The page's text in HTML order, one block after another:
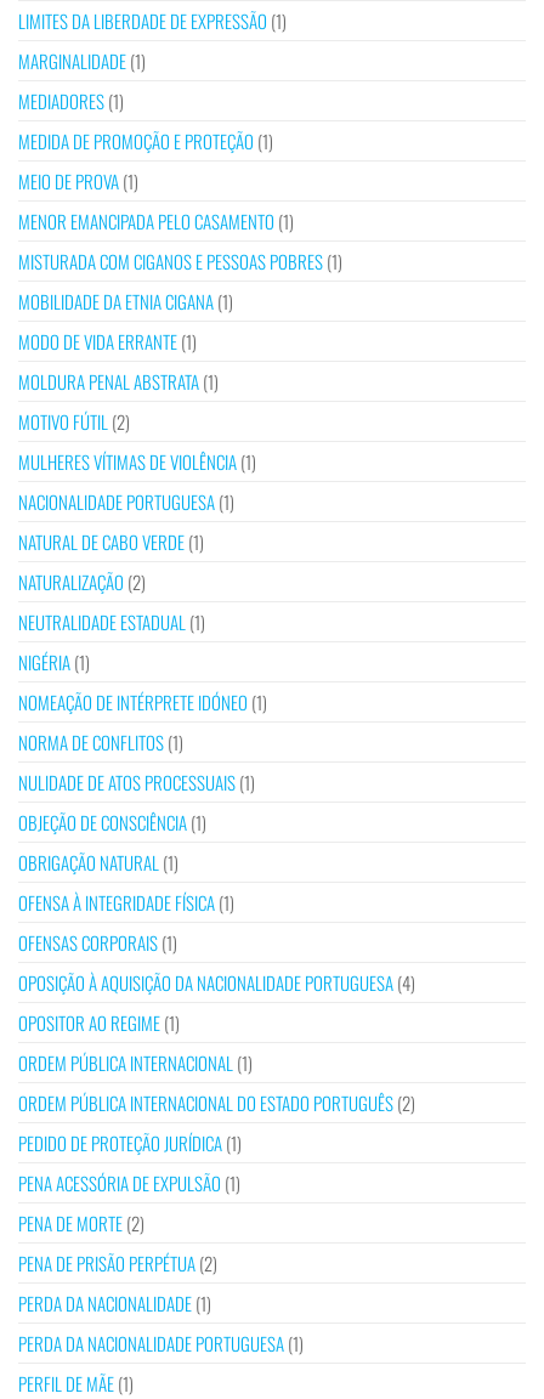
LIMITES DA LIBERDADE DE EXPRESSÃO (1)
MARGINALIDADE(1)
MEDIADORES(1)
MEDIDA DE PROMOÇÃO E PROTEÇÃO (1)
MEIO DE PROVA(1)
MENOR EMANCIPADA PELO CASAMENTO (1)
MISTURADA COM CIGANOS E PESSOAS POBRES(1)
MOBILIDADE DA ETNIA CIGANA(1)
MODO DE VIDA ERRANTE(1)
MOLDURA PENAL ABSTRATA(1)
MOTIVO FÚTIL (2)
MULHERES VÍTIMAS DE VIOLÊNCIA(1)
NACIONALIDADE PORTUGUESA(1)
NATURAL DE CABO VERDE(1)
NATURALIZAÇÃO (2)
NEUTRALIDADE ESTADUAL (1)
NIGÉRIA(1)
NOMEAÇÃO DE INTÉRPRETE IDÓNEO (1)
NORMA DE CONFLITOS(1)
NULIDADE DE ATOS PROCESSUAIS(1)
OBJEÇÃO DE CONSCIÊNCIA(1)
OBRIGAÇÃO NATURAL (1)
OFENSA À INTEGRIDADE FÍSICA(1)
OFENSAS CORPORAIS(1)
OPOSIÇÃO À AQUISIÇÃO DA NACIONALIDADE PORTUGUESA(4)
OPOSITOR AO REGIME(1)
ORDEM PÚBLICA INTERNACIONAL (1)
ORDEM PÚBLICA INTERNACIONAL DO ESTADO PORTUGUÊS(2)
PEDIDO DE PROTEÇÃO JURÍDICA(1)
PENA ACESSÓRIA DE EXPULSÃO (1)
PENA DE MORTE(2)
PENA DE PRISÃO PERPÉTUA(2)
PERDA DA NACIONALIDADE(1)
PERDA DA NACIONALIDADE PORTUGUESA(1)
PERFIL DE MÃE(1)